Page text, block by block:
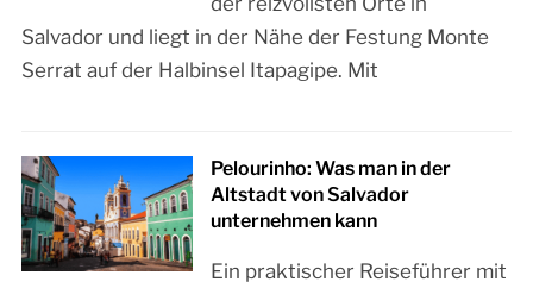
Salvador und liegt in der Nähe der Festung Monte
Serrat auf der Halbinsel Itapagipe. Mit
Pelourinho: Was man in der
Altstadt von Salvador
unternehmen kann
Ein praktischer Reiseführer mit